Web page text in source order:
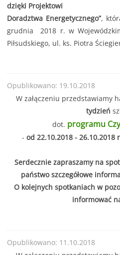
dzięki Projektowi
Doradztwa Energetycznego”,
grudnia 2018 r. w
Piłsudskiego, ul. ks. Piotra
Opublikowano: 19.10.2018
W załączeniu przedstawiamy
tydzień
dot. programu
- od 22.10.2018 - 26.10.2018
Serdecznie zapraszamy na
państwo szczegółowe
O kolejnych spotkaniach w
informować
Opublikowano: 11.10.2018